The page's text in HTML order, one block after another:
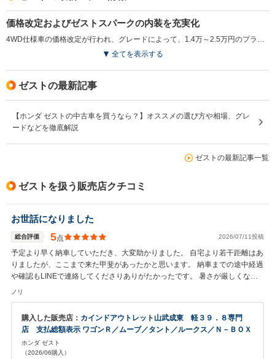
価格改定およびゼストスパークの内装を充実化
4WD仕様車の価格改定が行われ、グレードによって、1.4万～2.5万円のプライスダウンとなった。また、ゼストスパークの内装に常時点灯のブルーイルミネーションメーターや、シルバー加飾が施されるなど、質感の向上が図られている。さらに、福祉車両も併せて発売された。（2009.11）
全てを表示する
ゼストの最新記事
【ホンダ ゼストの中古車を買うなら？】オススメの選び方や相場、グレ
ードなどを徹底解説
ゼストの最新記事一覧
ゼストを扱う販売店クチコミ
お世話になりました
総合評価 5点 2026/07/11投稿
予定より早く納車していただき、大変助かりました。 自宅より若干距離はあ
りましたが、ここまで来た甲斐があったかと思います。 納車までの途中経過
や確認もLINEで連絡してくださりありがたかったです。 暑さが厳しくなり
ノリ
購入した販売店： カインドアウトレット山武成東 軽３９．８専門
店 支払総額表示 ワゴンＲ／ムーブ／タント／ルークス／Ｎ－ＢＯＸ
ホンダ ゼスト
（2026/06購入）